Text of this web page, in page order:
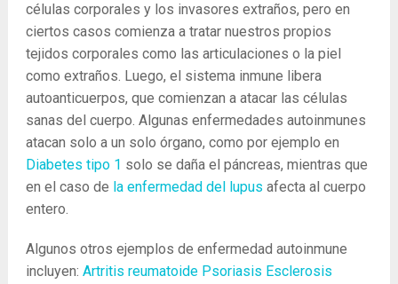
células corporales y los invasores extraños, pero en
ciertos casos comienza a tratar nuestros propios
tejidos corporales como las articulaciones o la piel
como extraños. Luego, el sistema inmune libera
autoanticuerpos, que comienzan a atacar las células
sanas del cuerpo. Algunas enfermedades autoinmunes
atacan solo a un solo órgano, como por ejemplo en
Diabetes tipo 1 solo se daña el páncreas, mientras que
en el caso de la enfermedad del lupus afecta al cuerpo
entero.
Algunos otros ejemplos de enfermedad autoinmune
incluyen: Artritis reumatoide Psoriasis Esclerosis